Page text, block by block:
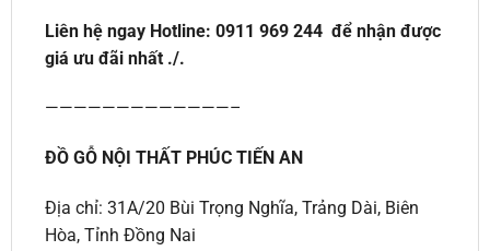
Liên hệ ngay Hotline: 0911 969 244 để nhận được
giá ưu đãi nhất ./.
—————————————–
ĐỒ GỖ NỘI THẤT PHÚC TIẾN AN
Địa chỉ: 31A/20 Bùi Trọng Nghĩa, Trảng Dài, Biên
Hòa, Tỉnh Đồng Nai